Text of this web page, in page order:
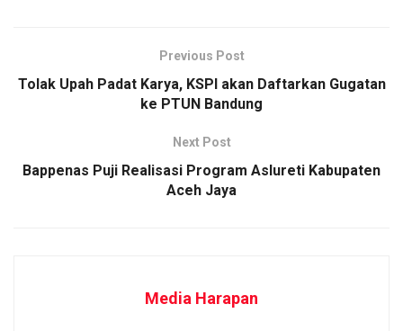
Previous Post
Tolak Upah Padat Karya, KSPI akan Daftarkan Gugatan
ke PTUN Bandung
Next Post
Bappenas Puji Realisasi Program Aslureti Kabupaten
Aceh Jaya
Media Harapan